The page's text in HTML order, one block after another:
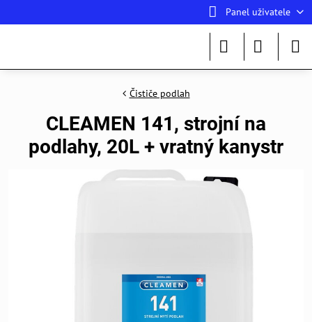
Panel uživatele
Čističe podlah
CLEAMEN 141, strojní na
podlahy, 20L + vratný kanystr